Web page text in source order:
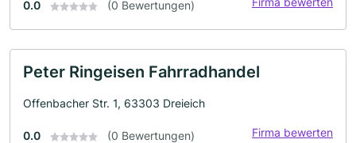
0.0 (0 Bewertungen)
Peter Ringeisen Fahrradhandel
Offenbacher Str. 1, 63303 Dreieich
0.0 (0 Bewertungen) Firma bewerten